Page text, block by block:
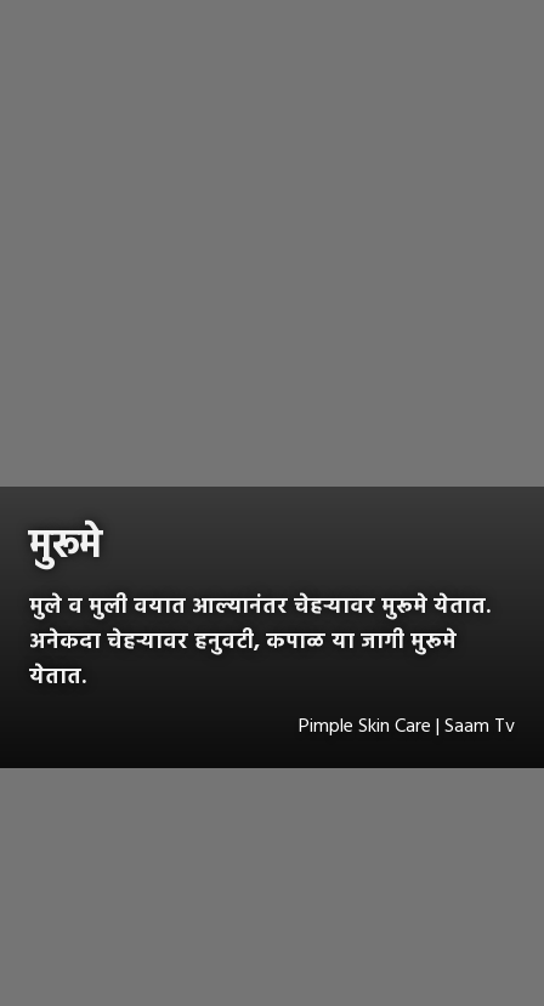
मुरूमे
मुले व मुली वयात आल्यानंतर चेहऱ्यावर मुरूमे येतात.
अनेकदा चेहऱ्यावर हनुवटी, कपाळ या जागी मुरूमे
येतात.
Pimple Skin Care | Saam Tv